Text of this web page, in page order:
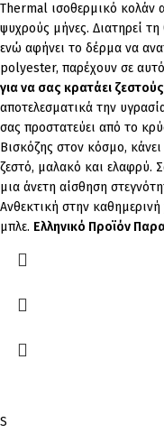
Thermal ισοθερμικό κολάν
ψυχρούς μήνες. Διατηρεί
ενώ αφήνει το δέρμα να
polyester, παρέχουν σε
για να σας κρατάει
αποτελεσματικά την
σας προστατεύει από το
Βισκόζης στον κόσμο,
ζεστό, μαλακό και ελαφρύ.
μια άνετη αίσθηση
Ανθεκτική στην
μπλε. Ελληνικό Προϊόν
S